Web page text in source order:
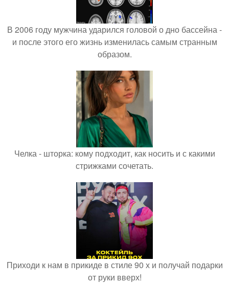
В 2006 году мужчина ударился головой о дно бассейна -
и после этого его жизнь изменилась самым странным
образом.
Челка - шторка: кому подходит, как носить и с какими
стрижками сочетать.
Приходи к нам в прикиде в стиле 90 х и получай подарки
от руки вверх!